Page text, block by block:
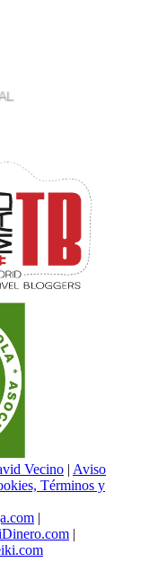
Vecino | Aviso
Términos y
|
|